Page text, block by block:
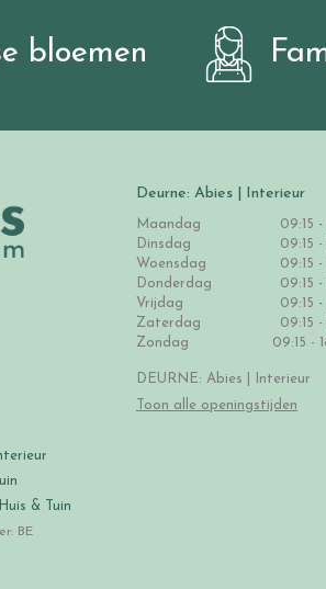
bloemen
& Tuin
BE
Deurne: Abies | Interieur
Maandag
09:15 -
Dinsdag
09:15 -
Woensdag
09:15 -
Donderdag
09:15 -
Vrijdag
09:15 -
Zaterdag
09:15 -
Zondag
09:15 -
DEURNE: Abies | Interieur
Toon alle openingstijden